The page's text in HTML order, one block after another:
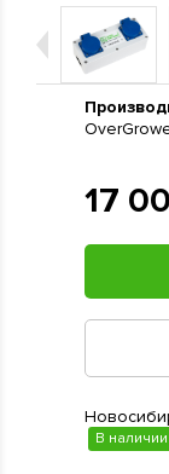
17
В наличии